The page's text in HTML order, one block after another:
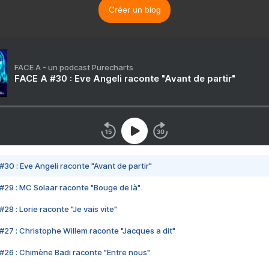
Créer un blog
FACE A - un podcast Purecharts
FACE A #30 : Eve Angeli raconte "Avant de partir"
#30 : Eve Angeli raconte "Avant de partir"
#29 : MC Solaar raconte "Bouge de là"
#28 : Lorie raconte "Je vais vite"
#27 : Christophe Willem raconte "Jacques a dit"
#26 : Chimène Badi raconte "Entre nous"